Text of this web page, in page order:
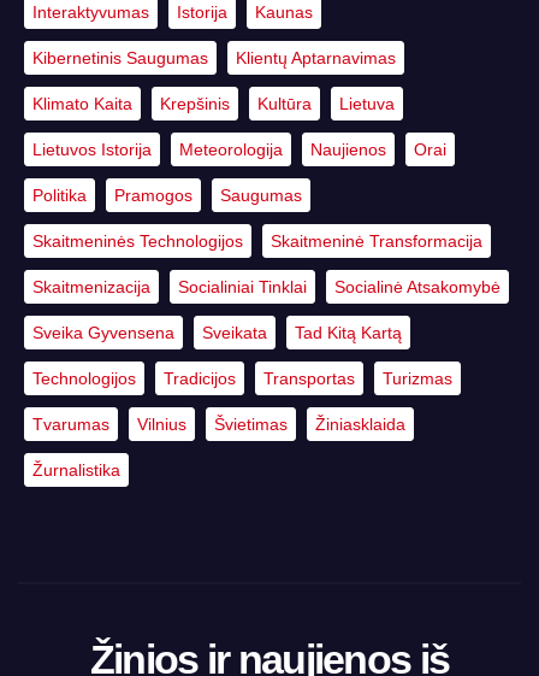
Interaktyvumas Istorija Kaunas
Kibernetinis Saugumas Klientų Aptarnavimas
Klimato Kaita Krepšinis Kultūra Lietuva
Lietuvos Istorija Meteorologija Naujienos Orai
Politika Pramogos Saugumas
Skaitmeninės Technologijos Skaitmeninė Transformacija
Skaitmenizacija Socialiniai Tinklai Socialinė Atsakomybė
Sveika Gyvensena Sveikata Tad Kitą Kartą
Technologijos Tradicijos Transportas Turizmas
Tvarumas Vilnius Švietimas Žiniasklaida
Žurnalistika
Žinios ir naujienos iš